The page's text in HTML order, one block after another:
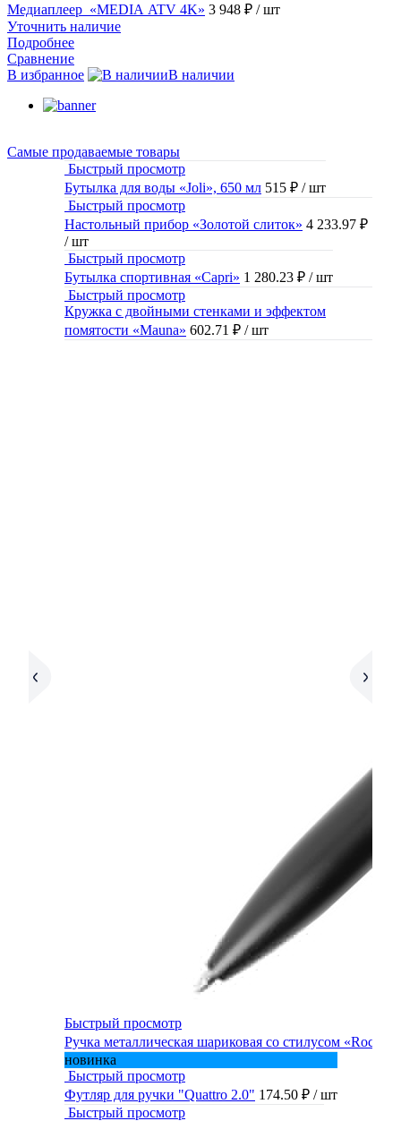
Медиаплеер «MEDIA ATV 4K» 3 948 ₽ / шт
Уточнить наличие
Подробнее
Сравнение
В избранное
В наличии
Самые продаваемые товары
Быстрый просмотр
Бутылка для воды «Joli», 650 мл 515 ₽ / шт
Быстрый просмотр
Настольный прибор «Золотой слиток» 4 233.97 ₽
/ шт
Быстрый просмотр
Бутылка спортивная «Capri» 1 280.23 ₽ / шт
Быстрый просмотр
Кружка с двойными стенками и эффектом
помятости «Mauna» 602.71 ₽ / шт
Быстрый просмотр
Ручка металлическая шариковая со стилусом «Rocky»
новинка
Быстрый просмотр
Футляр для ручки "Quattro 2.0" 174.50 ₽ / шт
Быстрый просмотр